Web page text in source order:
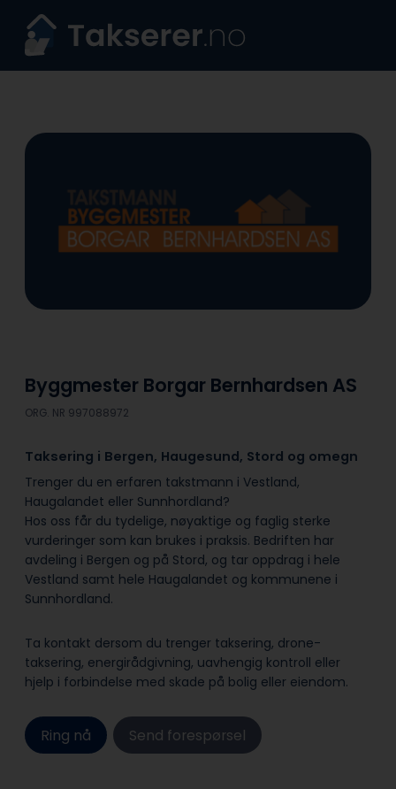
content
Byggmester Borgar Bernhardsen AS
ORG. NR 997088972
Taksering i Bergen, Haugesund, Stord og omegn
Trenger du en erfaren takstmann i Vestland,
Haugalandet eller Sunnhordland?
Hos oss får du tydelige, nøyaktige og faglig sterke
vurderinger som kan brukes i praksis. Bedriften har
avdeling i Bergen og på Stord, og tar oppdrag i hele
Vestland samt hele Haugalandet og kommunene i
Sunnhordland.
Ta kontakt dersom du trenger taksering, drone-
taksering, energirådgivning, uavhengig kontroll eller
hjelp i forbindelse med skade på bolig eller eiendom.
Ring nå Send forespørsel